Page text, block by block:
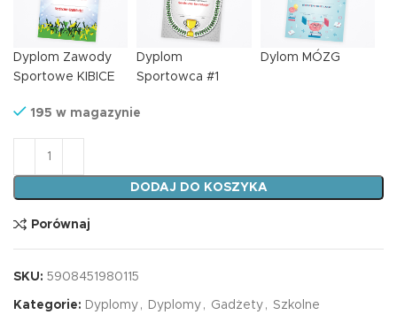
Dyplom Zawody
Sportowe KIBICE
Dyplom
Sportowca #1
Dylom MÓZG
195 w magazynie
ilość Dyplom DYSCYPLINY W RAMCE
DODAJ DO KOSZYKA
Porównaj
SKU: 5908451980115
Kategorie: Dyplomy , Dyplomy , Gadżety , Szkolne